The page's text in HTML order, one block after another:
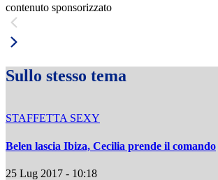
contenuto sponsorizzato
Sullo stesso tema
STAFFETTA SEXY
Belen lascia Ibiza, Cecilia prende il comando
25 Lug 2017 - 10:18